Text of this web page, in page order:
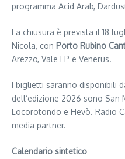
programma Acid Arab,
La chiusura è prevista il 18
Nicola, con Porto Rubino
Arezzo, Vale LP e Venerus.
I biglietti saranno disponibili
dell’edizione 2026 sono San
Locorotondo e Hevò. Radio
media partner.
Calendario sintetico